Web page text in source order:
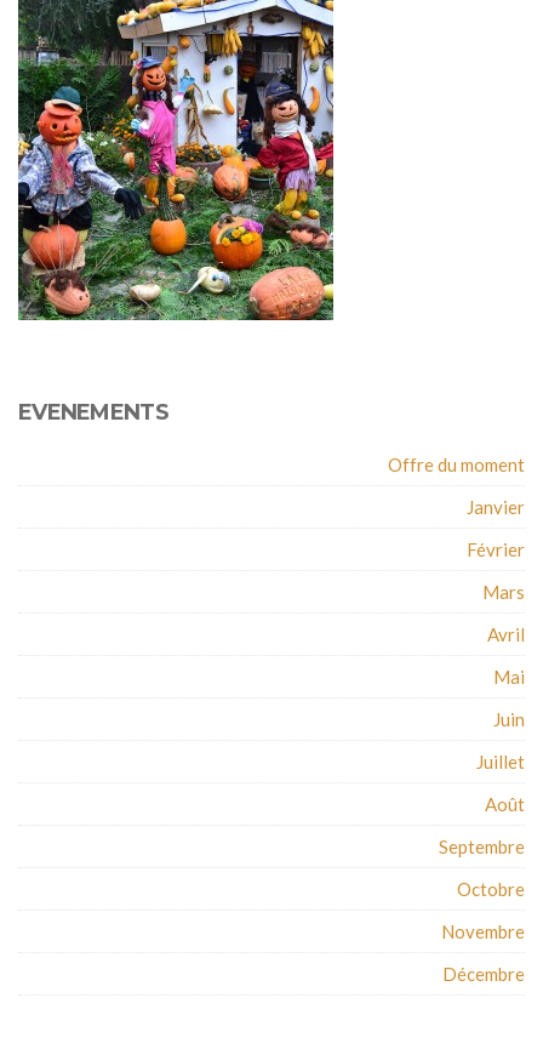
EVENEMENTS
Offre du moment
Janvier
Février
Mars
Avril
Mai
Juin
Juillet
Août
Septembre
Octobre
Novembre
Décembre